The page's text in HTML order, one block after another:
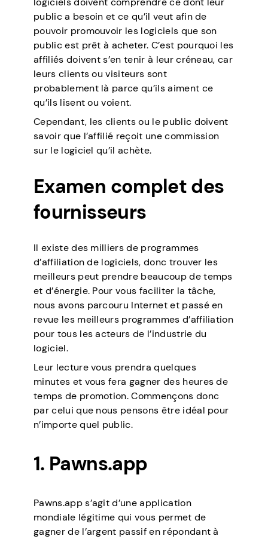
public a besoin et ce qu’il veut afin de
pouvoir promouvoir les logiciels que son
public est prêt à acheter. C’est pourquoi les
affiliés doivent s’en tenir à leur créneau, car
leurs clients ou visiteurs sont
probablement là parce qu’ils aiment ce
qu’ils lisent ou voient.
Cependant, les clients ou le public doivent
savoir que l’affilié reçoit une commission
sur le logiciel qu’il achète.
Examen complet des
fournisseurs
Il existe des milliers de programmes
d’affiliation de logiciels, donc trouver les
meilleurs peut prendre beaucoup de temps
et d’énergie. Pour vous faciliter la tâche,
nous avons parcouru Internet et passé en
revue les meilleurs programmes d’affiliation
pour tous les acteurs de l’industrie du
logiciel.
Leur lecture vous prendra quelques
minutes et vous fera gagner des heures de
temps de promotion. Commençons donc
par celui que nous pensons être idéal pour
n’importe quel public.
1. Pawns.app
Pawns.app s’agit d’une application
mondiale légitime qui vous permet de
gagner de l’argent passif en répondant à